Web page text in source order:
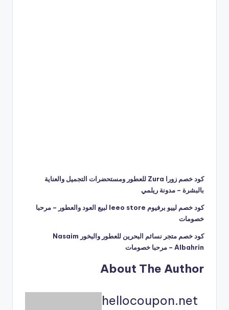
كود خصم زورا Zura للعطور ومستحضرات التجميل والعناية
بالبشرة – مدونة ريلمي
كود خصم لييو برفيوم leeo store لبيع العود والعطور – مرحبا
خصومات
كود خصم متجر نسائم البحرين للعطور والبخور Nasaim
Albahrin – مرحبا خصومات
About The Author
hellocoupon.net